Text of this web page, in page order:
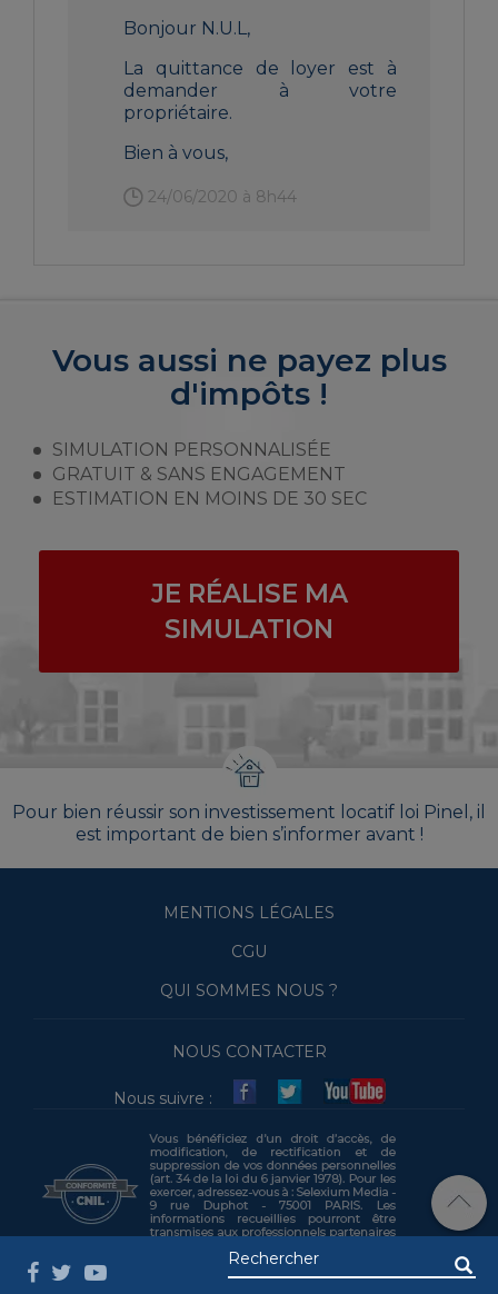
Bonjour N.U.L,
La quittance de loyer est à
demander à votre
propriétaire.
Bien à vous,
24/06/2020 à 8h44
Vous aussi ne payez plus
d'impôts !
SIMULATION PERSONNALISÉE
GRATUIT & SANS ENGAGEMENT
ESTIMATION EN MOINS DE 30 SEC
JE RÉALISE MA
SIMULATION
Pour bien réussir son investissement locatif loi Pinel, il
est important de bien s’informer avant !
MENTIONS LÉGALES
CGU
QUI SOMMES NOUS ?
NOUS CONTACTER
Nous suivre :